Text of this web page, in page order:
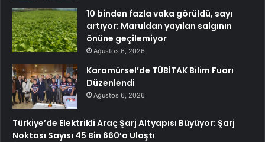
10 binden fazla vaka görüldü, sayı
artıyor: Maruldan yayılan salgının
önüne geçilemiyor
Ağustos 6, 2026
Karamürsel’de TÜBİTAK Bilim Fuarı
Düzenlendi
Ağustos 6, 2026
Türkiye’de Elektrikli Araç Şarj Altyapısı Büyüyor: Şarj
Noktası Sayısı 45 Bin 660’a Ulaştı